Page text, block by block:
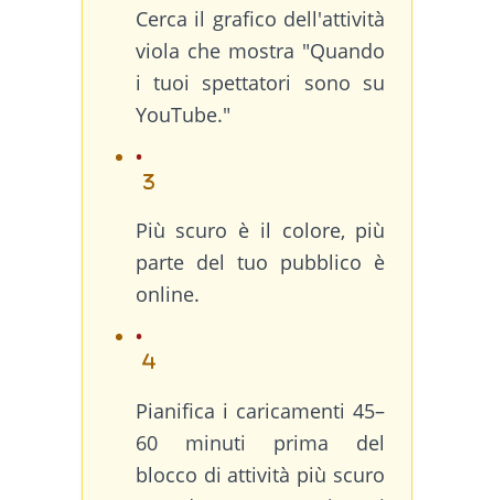
Cerca il grafico dell'attività
viola che mostra "Quando
i tuoi spettatori sono su
YouTube."
Più scuro è il colore, più
parte del tuo pubblico è
online.
Pianifica i caricamenti 45–
60 minuti prima del
blocco di attività più scuro